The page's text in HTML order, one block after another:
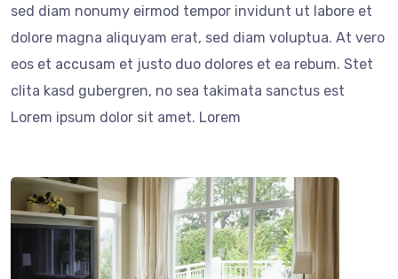
sed diam nonumy eirmod tempor invidunt ut labore et
dolore magna aliquyam erat, sed diam voluptua. At vero
eos et accusam et justo duo dolores et ea rebum. Stet
clita kasd gubergren, no sea takimata sanctus est
Lorem ipsum dolor sit amet. Lorem